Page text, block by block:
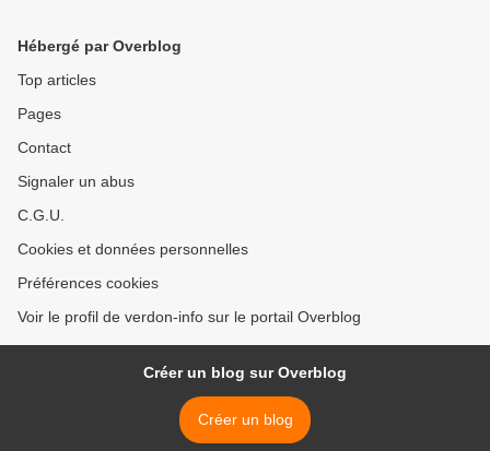
Hébergé par Overblog
Top articles
Pages
Contact
Signaler un abus
C.G.U.
Cookies et données personnelles
Préférences cookies
Voir le profil de verdon-info sur le portail Overblog
Créer un blog sur Overblog
Créer un blog